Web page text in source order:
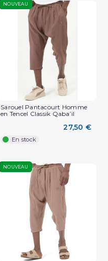
NOUVEAU
Sarouel Pantacourt Homme
en Tencel Classik Qaba’il
27,50 €
En stock
NOUVEAU